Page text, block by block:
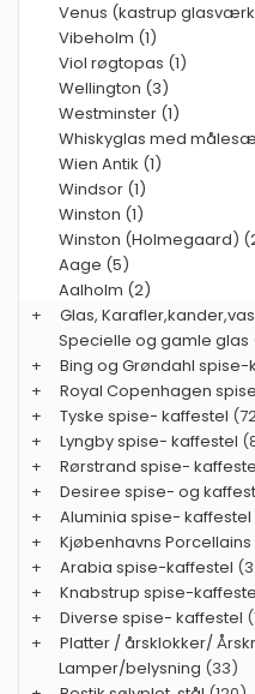
Venus (kastrup
Vibeholm (1)
Viol røgtopas (1)
Wellington (3)
Westminster (1)
Whiskyglas med
Wien Antik (1)
Windsor (1)
Winston (1)
Winston (Holmegaard)
Aage (5)
Aalholm (2)
+
Glas,
Specielle og gamle glas
+
Bing og Grøndahl spise-
+
Royal Copenhagen
+
Tyske spise- kaffestel
+
Lyngby spise- kaffestel
+
Rørstrand spise-
+
Desiree spise- og
+
Aluminia spise- kaffestel
+
Kjøbenhavns Porcellains
+
Arabia spise-kaffestel
+
Knabstrup spise-
+
Diverse spise- kaffestel
+
Platter / årsklokker/
Lamper/belysning (33)